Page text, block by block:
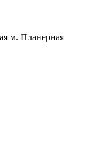
м. Планерная